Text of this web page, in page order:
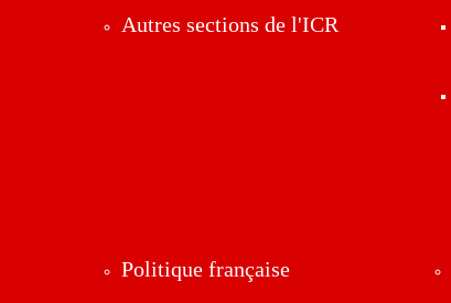
Autres sections de l'ICR
Politique française